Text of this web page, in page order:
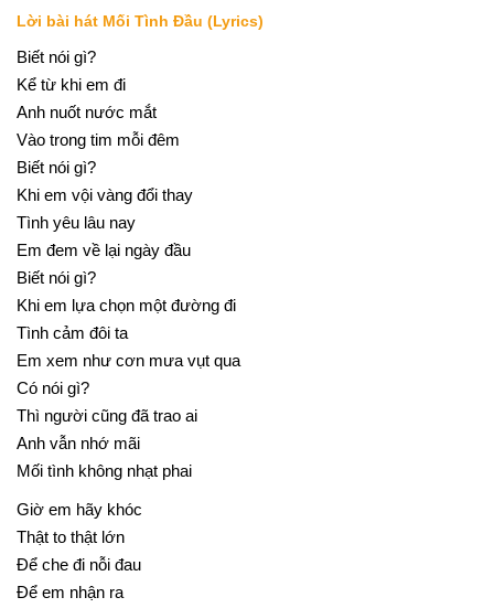
Lời bài hát Mối Tình Đầu (Lyrics)
Biết nói gì?
Kể từ khi em đi
Anh nuốt nước mắt
Vào trong tim mỗi đêm
Biết nói gì?
Khi em vội vàng đổi thay
Tình yêu lâu nay
Em đem về lại ngày đầu
Biết nói gì?
Khi em lựa chọn một đường đi
Tình cảm đôi ta
Em xem như cơn mưa vụt qua
Có nói gì?
Thì người cũng đã trao ai
Anh vẫn nhớ mãi
Mối tình không nhạt phai
Giờ em hãy khóc
Thật to thật lớn
Để che đi nỗi đau
Để em nhận ra